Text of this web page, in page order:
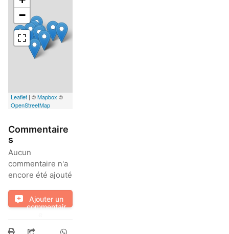
−
Leaflet | ©Mapbox ©
OpenStreetMap
Commentaire
s
Aucun
commentaire n'a
encore été ajouté
Ajouter un
commentair